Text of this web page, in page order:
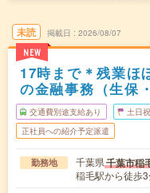
未読
NEW
掲載日 2026/08/07
17時まで＊残業
の金融事務（生保
交通費別途支給あり 土日
正社員への紹介予定派遣
勤務地 千葉県千葉市稲
稲毛駅から徒歩